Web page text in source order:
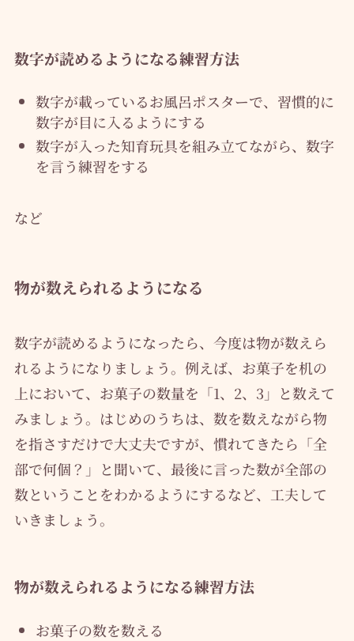
数字が読めるようになる練習方法
数字が載っているお風呂ポスターで、習慣的に
数字が目に入るようにする
数字が入った知育玩具を組み立てながら、数字
を言う練習をする
など
物が数えられるようになる
数字が読めるようになったら、今度は物が数えら
れるようになりましょう。例えば、お菓子を机の
上において、お菓子の数量を「1、2、3」と数えて
みましょう。はじめのうちは、数を数えながら物
を指さすだけで大丈夫ですが、慣れてきたら「全
部で何個？」と聞いて、最後に言った数が全部の
数ということをわかるようにするなど、工夫して
いきましょう。
物が数えられるようになる練習方法
お菓子の数を数える